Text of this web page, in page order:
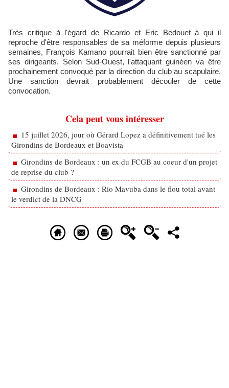
Très critique à l'égard de Ricardo et Eric Bedouet à qui il
reproche d'être responsables de sa méforme depuis plusieurs
semaines, François Kamano pourrait bien être sanctionné par
ses dirigeants. Selon Sud-Ouest, l'attaquant guinéen va être
prochainement convoqué par la direction du club au scapulaire.
Une sanction devrait probablement découler de cette
convocation.
Cela peut vous intéresser
15 juillet 2026, jour où Gérard Lopez a définitivement tué les
Girondins de Bordeaux et Boavista
Girondins de Bordeaux : un ex du FCGB au coeur d'un projet
de reprise du club ?
Girondins de Bordeaux : Rio Mavuba dans le flou total avant
le verdict de la DNCG